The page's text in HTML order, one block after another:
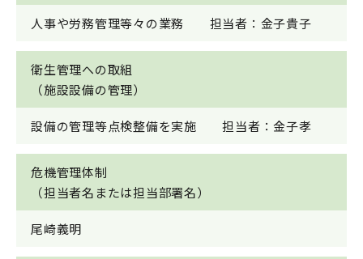
人事や労務管理等々の業務 担当者：金子貴子
衛生管理への取組
（施設設備の管理）
設備の管理等点検整備を実施 担当者：金子孝
危機管理体制
（担当者名または担当部署名）
尾崎義明